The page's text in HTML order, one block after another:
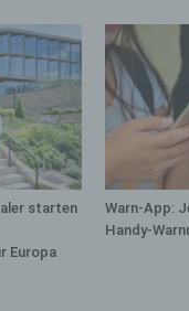
starten
Europa
Warn-App:
Handy-
insbesondere,
Gesundheit,
Verhalten,
oder
ist die Verarbeitung
die
können, sofern
und technischen und
gewährleisten, dass die